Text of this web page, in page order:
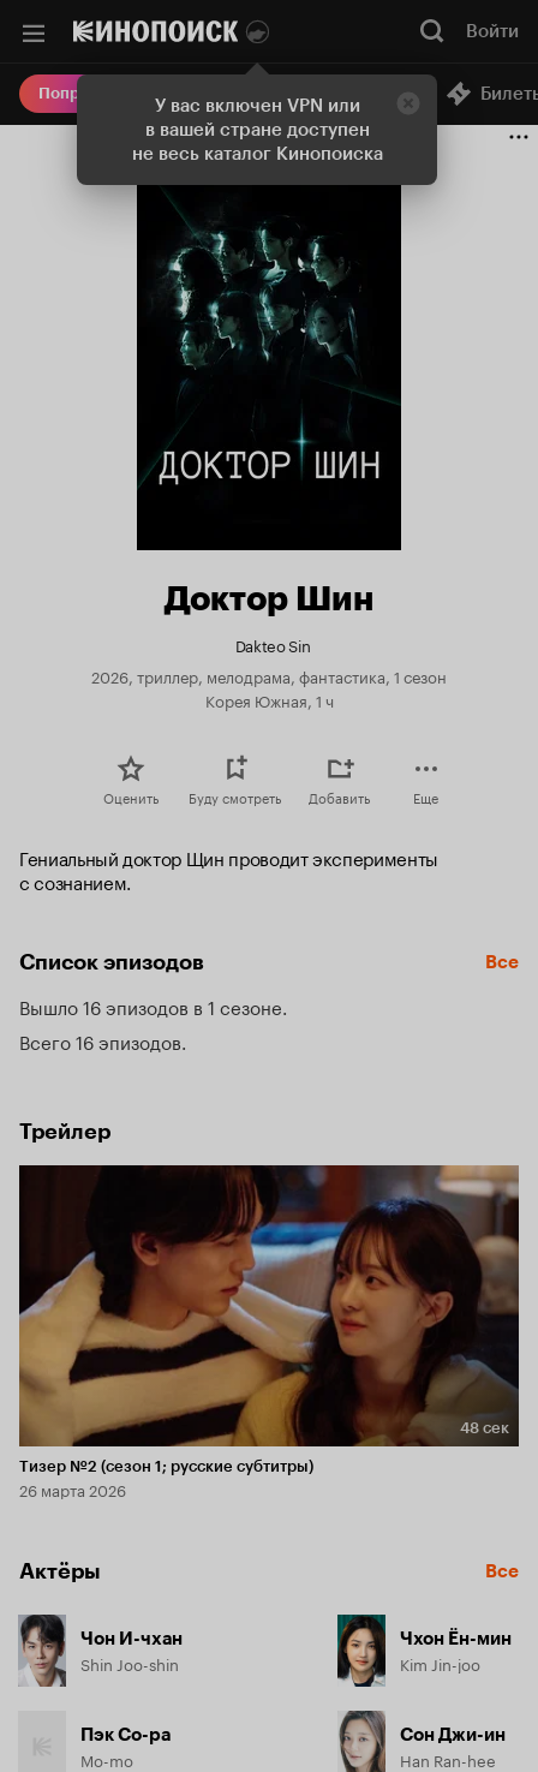
У вас включен VPN или
в вашей стране доступен
не весь каталог Кинопоиска
Войти
Попробовать Плюс Онлайн-кинотеатр
Доктор Шин
Dakteo Sin
2026, триллер, мелодрама, фантастика, 1 сезон
Корея Южная, 1 ч
Оценить Буду смотреть Добавить Еще
Гениальный доктор Щин проводит эксперименты
с сознанием.
Список эпизодов Все
Вышло 16 эпизодов в 1 сезоне
Всего 16 эпизодов
Трейлер
Длительность 48 сек
48 сек
Тизер №2 (сезон 1; русские субтитры)
26 марта 2026
Актёры Все
Чон И-чхан
Shin Joo-shin
Пэк Со-ра
Mo-mo
Чхон Ён-мин
Kim Jin-joo
Сон Джи-ин
Han Ran-hee